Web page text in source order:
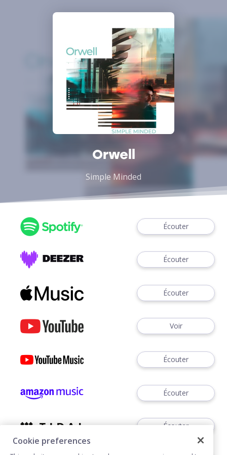
Orwell
Simple Minded
Écouter
Écouter
Écouter
Voir
Écouter
Écouter
Écouter
Cookie preferences